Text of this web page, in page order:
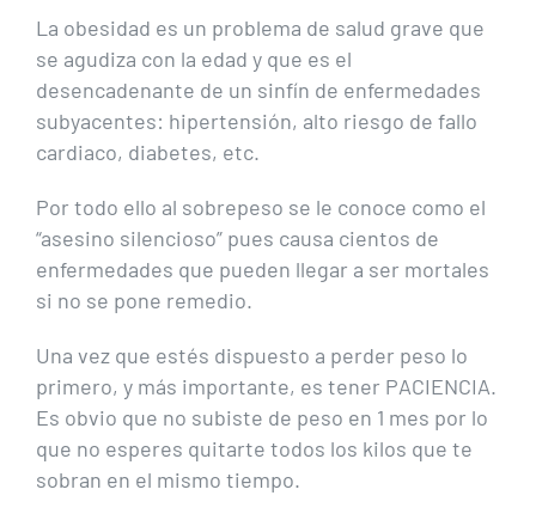
La obesidad es un problema de salud grave que
se agudiza con la edad y que es el
desencadenante de un sinfín de enfermedades
subyacentes: hipertensión, alto riesgo de fallo
cardiaco, diabetes, etc.
Por todo ello al sobrepeso se le conoce como el
“asesino silencioso” pues causa cientos de
enfermedades que pueden llegar a ser mortales
si no se pone remedio.
Una vez que estés dispuesto a perder peso lo
primero, y más importante, es tener PACIENCIA.
Es obvio que no subiste de peso en 1 mes por lo
que no esperes quitarte todos los kilos que te
sobran en el mismo tiempo.